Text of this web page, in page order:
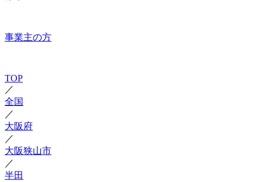
事業主の方
TOP
／
全国
／
大阪府
／
大阪狭山市
／
半田